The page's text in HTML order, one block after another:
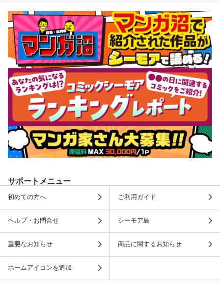
サポートメニュー
初めての方へ ご利用ガイド
ヘルプ・お問合せ シーモア島
重要なお知らせ 商品に関するお知らせ
ホームアイコンを追加